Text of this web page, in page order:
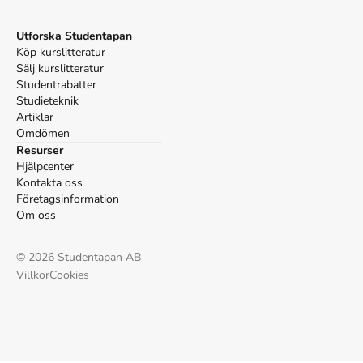
trafikskolors. (2023).Taxiförarlegitimation
Service AB.
Vancouver
riksförbund S trafikutbildares, riksförbund S trafikskolors.
Taxiförarlegitimation. 1:a uppl. STR Service AB; 2023.
Utforska Studentapan
Köp kurslitteratur
Sälj kurslitteratur
Studentrabatter
Studieteknik
Artiklar
Omdömen
Resurser
Hjälpcenter
Kontakta oss
Företagsinformation
Om oss
© 2026 Studentapan AB
VillkorCookies